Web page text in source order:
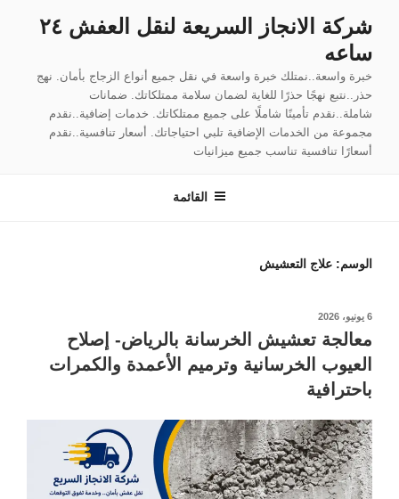
المحتوى
شركة الانجاز السريعة لنقل العفش ٢٤
ساعه
خبرة واسعة..نمتلك خبرة واسعة في نقل جميع أنواع الزجاج بأمان. نهج
حذر..نتبع نهجًا حذرًا للغاية لضمان سلامة ممتلكاتك. ضمانات
شاملة..نقدم تأمينًا شاملًا على جميع ممتلكاتك. خدمات إضافية..نقدم
مجموعة من الخدمات الإضافية تلبي احتياجاتك. أسعار تنافسية..نقدم
أسعارًا تنافسية تناسب جميع ميزانيات
القائمة
الوسم: علاج التعشيش
نُشر
6 يونيو، 2026
معالجة تعشيش الخرسانة بالرياض- إصلاح
العيوب الخرسانية وترميم الأعمدة والكمرات
باحترافية